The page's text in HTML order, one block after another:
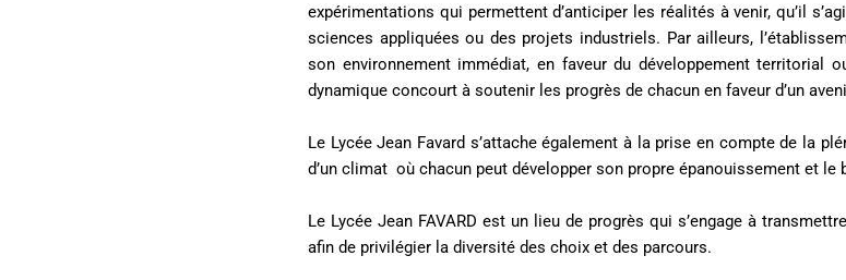
expérimentations qui permettent d’anticiper les réalités à venir, qu’il
sciences appliquées ou des projets industriels. Par ailleurs,
son environnement immédiat, en faveur du développement territorial
dynamique concourt à soutenir les progrès de chacun en faveur d’un
Le Lycée Jean Favard s’attache également à la prise en compte de la
d’un climat où chacun peut développer son propre épanouissement et le
Le Lycée Jean FAVARD est un lieu de progrès qui s’engage à
afin de privilégier la diversité des choix et des parcours.